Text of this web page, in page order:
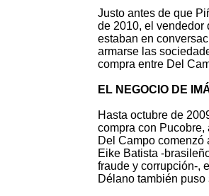
Justo antes de que
de 2010, el vendedor
estaban en
armarse las
compra entre Del
EL NEGOCIO DE
Hasta octubre de
compra con
Del Campo comenzó
Eike Batista -
fraude y corrupción-,
Délano también